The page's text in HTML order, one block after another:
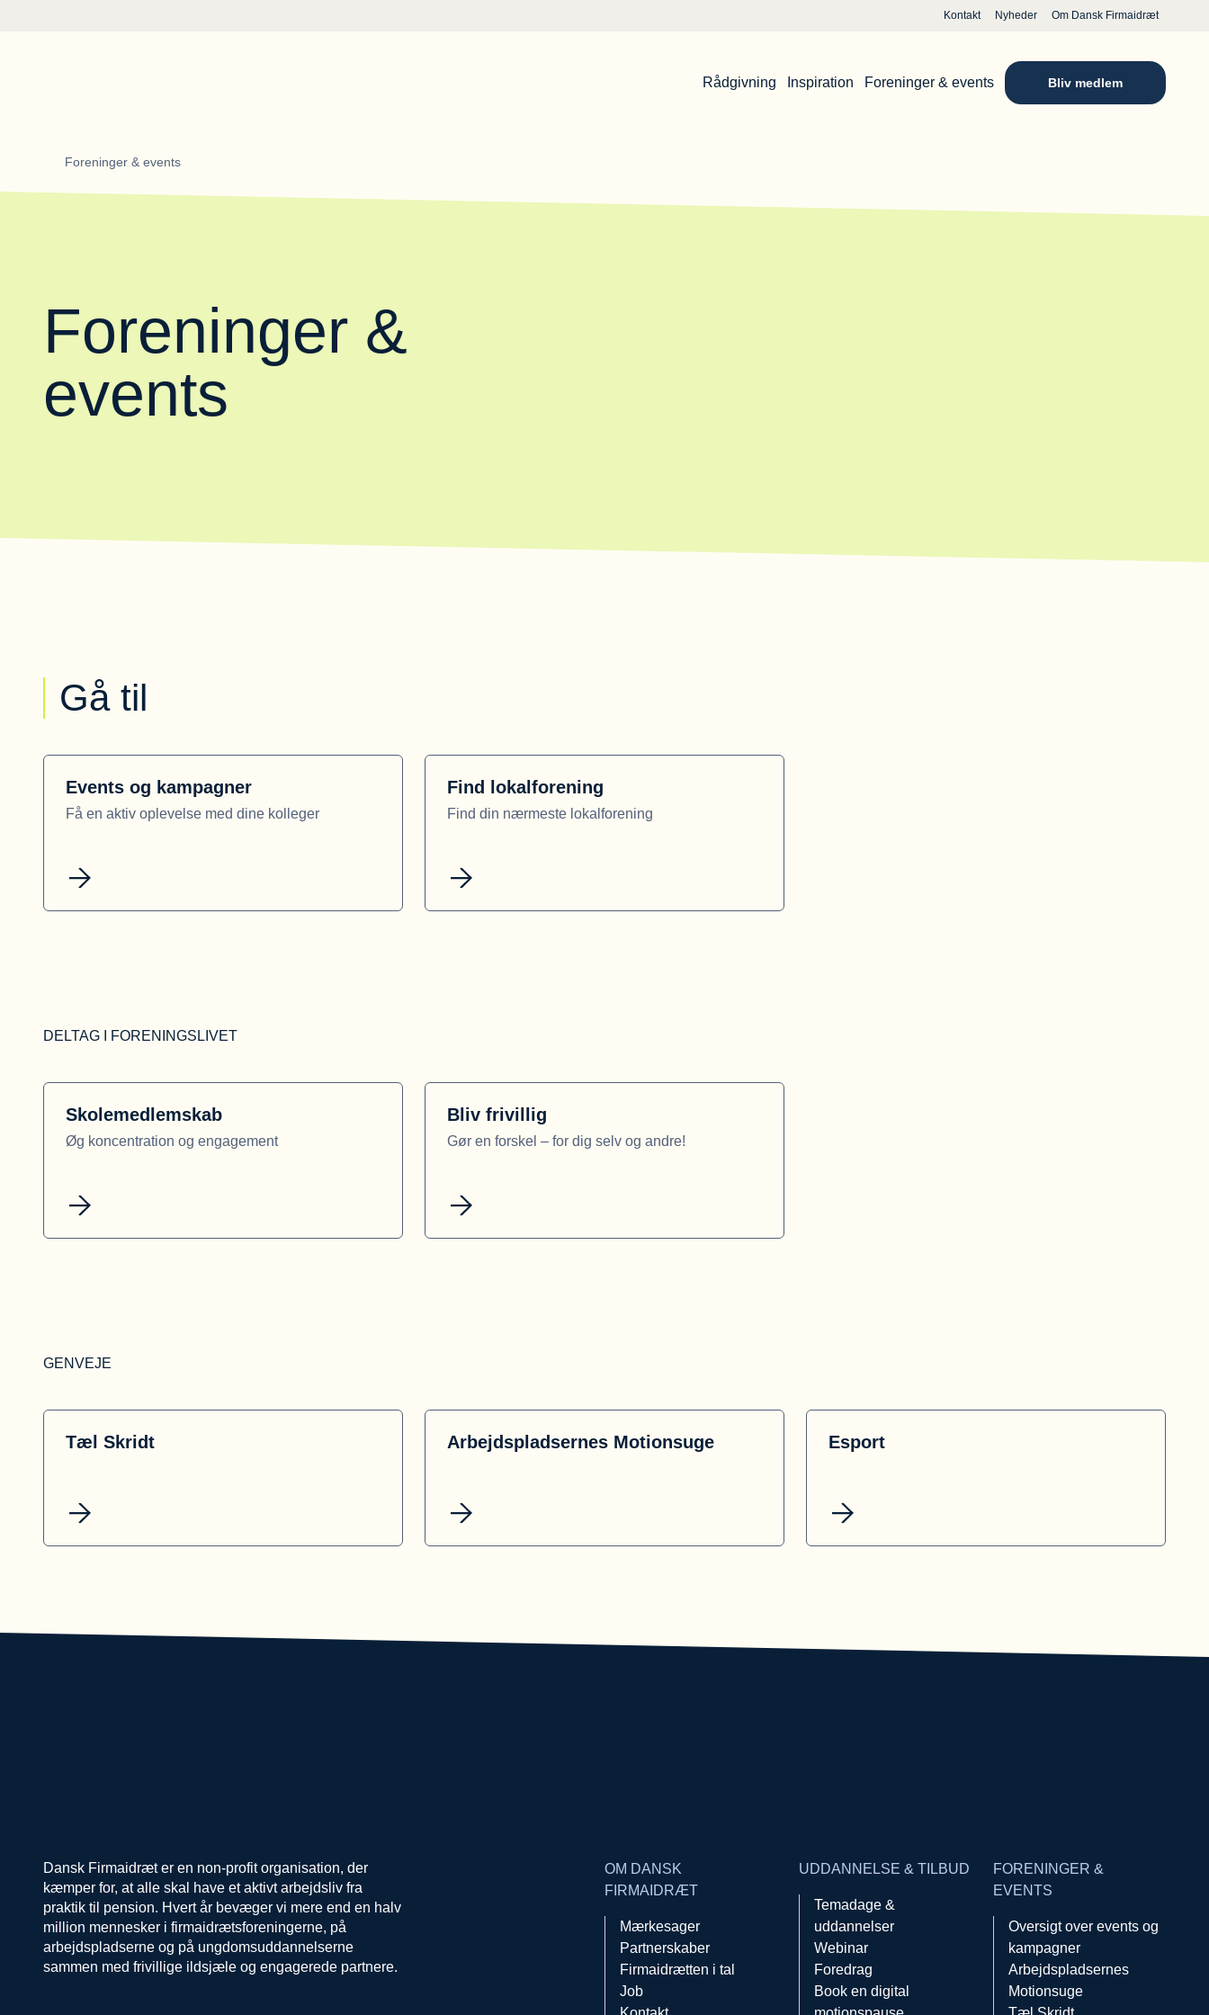
Rådgivning Inspiration Foreninger & events
Kontakt Nyheder Om Dansk Firmaidræt
Bliv medlem
Foreninger & events
Foreninger &
events
Gå til
Events og kampagner
Få en aktiv oplevelse med dine kolleger
Find lokalforening
Find din nærmeste lokalforening
DELTAG I FORENINGSLIVET
Skolemedlemskab
Øg koncentration og engagement
Bliv frivillig
Gør en forskel – for dig selv og andre!
GENVEJE
Tæl Skridt Arbejdspladsernes Motionsuge Esport
Dansk Firmaidræt er en non-profit organisation, der
kæmper for, at alle skal have et aktivt arbejdsliv fra
praktik til pension. Hvert år bevæger vi mere end en halv
million mennesker i firmaidrætsforeningerne, på
arbejdspladserne og på ungdomsuddannelserne
sammen med frivillige ildsjæle og engagerede partnere.
OM DANSK
FIRMAIDRÆT
Mærkesager
Partnerskaber
Firmaidrætten i tal
Job
UDDANNELSE & TILBUD
Temadage &
uddannelser
Webinar
Foredrag
Book en digital
FORENINGER &
EVENTS
Oversigt over events og
kampagner
Arbejdspladsernes
Motionsuge